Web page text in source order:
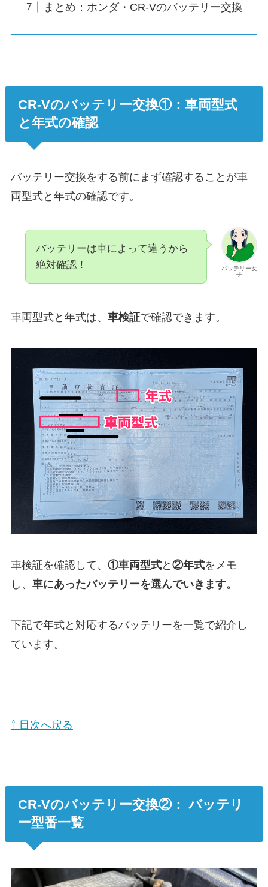
まとめ：ホンダ・CR-Vのバッテリー交換
CR-Vのバッテリー交換①：車両型式
と年式の確認
バッテリー交換をする前にまず確認することが車
両型式と年式の確認です。
バッテリー女
子
バッテリーは車によって違うから
絶対確認！
車両型式と年式は、 車検証で確認できます。
車検証を確認して、 ①車両型式と ②年式をメモ
し、 車にあったバッテリーを選んでいきます。
下記で年式と対応するバッテリーを一覧で紹介し
ています。
⇧ 目次へ戻る
CR-Vのバッテリー交換②： バッテリ
ー型番一覧